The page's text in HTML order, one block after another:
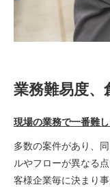
業務難易度、
現場の業務で一番難
多数の案件があり、
ルやフローが異なる
客様企業毎に決まり